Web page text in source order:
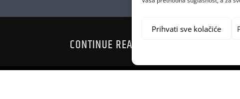
Prihvati sve kolačiće
CONTINUE READING